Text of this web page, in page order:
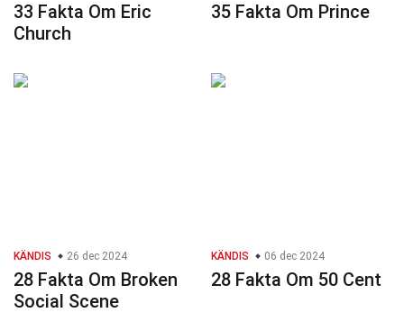
33 Fakta Om Eric
Church
35 Fakta Om Prince
KÄNDIS 26 dec 2024
28 Fakta Om Broken
Social Scene
KÄNDIS 06 dec 2024
28 Fakta Om 50 Cent